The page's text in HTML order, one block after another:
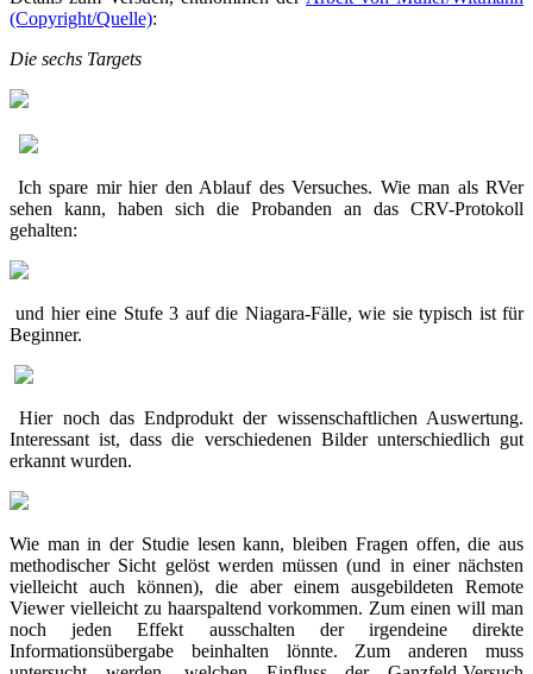
(Copyright/Quelle):
Die sechs Targets
Ich spare mir hier den Ablauf des Versuches. Wie man als RVer
sehen kann, haben sich die Probanden an das CRV-Protokoll
gehalten:
und hier eine Stufe 3 auf die Niagara-Fälle, wie sie typisch ist für
Beginner.
Hier noch das Endprodukt der wissenschaftlichen Auswertung.
Interessant ist, dass die verschiedenen Bilder unterschiedlich gut
erkannt wurden.
Wie man in der Studie lesen kann, bleiben Fragen offen, die aus
methodischer Sicht gelöst werden müssen (und in einer nächsten
vielleicht auch können), die aber einem ausgebildeten Remote
Viewer vielleicht zu haarspaltend vorkommen. Zum einen will man
noch jeden Effekt ausschalten der irgendeine direkte
Informationsübergabe beinhalten lönnte. Zum anderen muss